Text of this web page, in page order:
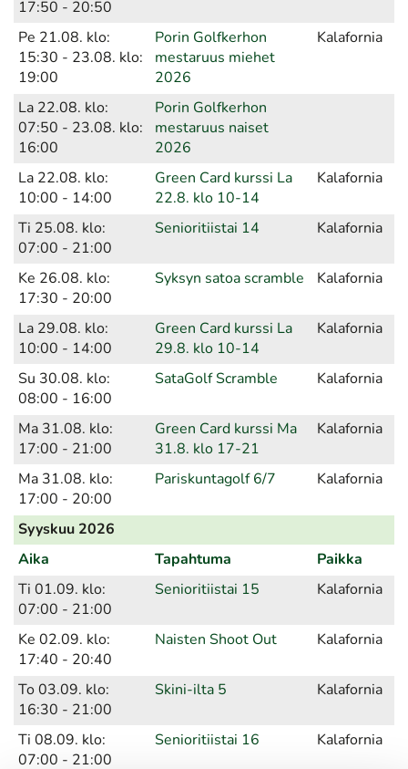
17:50 - 20:50
Pe 21.08. klo:
15:30 - 23.08. klo:
19:00
Porin Golfkerhon
mestaruus miehet
2026
Kalafornia
La 22.08. klo:
07:50 - 23.08. klo:
16:00
Porin Golfkerhon
mestaruus naiset
2026
La 22.08. klo:
10:00 - 14:00
Green Card kurssi La
22.8. klo 10-14
Kalafornia
Ti 25.08. klo:
07:00 - 21:00
Senioritiistai 14 Kalafornia
Ke 26.08. klo:
17:30 - 20:00
Syksyn satoa scramble Kalafornia
La 29.08. klo:
10:00 - 14:00
Green Card kurssi La
29.8. klo 10-14
Kalafornia
Su 30.08. klo:
08:00 - 16:00
SataGolf Scramble Kalafornia
Ma 31.08. klo:
17:00 - 21:00
Green Card kurssi Ma
31.8. klo 17-21
Kalafornia
Ma 31.08. klo:
17:00 - 20:00
Pariskuntagolf 6/7 Kalafornia
Syyskuu 2026
Aika Tapahtuma Paikka
Ti 01.09. klo:
07:00 - 21:00
Senioritiistai 15 Kalafornia
Ke 02.09. klo:
17:40 - 20:40
Naisten Shoot Out Kalafornia
To 03.09. klo:
16:30 - 21:00
Skini-ilta 5 Kalafornia
Ti 08.09. klo:
07:00 - 21:00
Senioritiistai 16 Kalafornia